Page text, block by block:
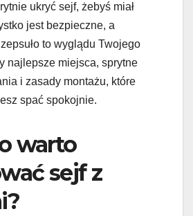
ukryć sejf, żebyś miał
jest bezpieczne, a
to wyglądu Twojego
najlepsze miejsca, sprytne
i zasady montażu, które
spać spokojnie.
warto
sejf z